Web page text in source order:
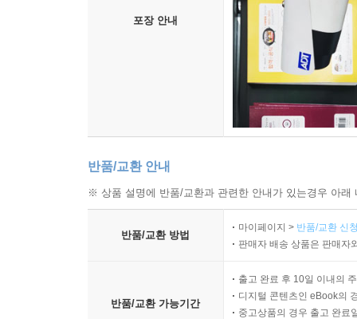
포장 안내
반품/교환 안내
※ 상품 설명에 반품/교환과 관련한 안내가 있는경우 아
반품/교환 방법
마이페이지 > 반품/교환 신
판매자 배송 상품은 판매자
반품/교환 가능기간
출고 완료 후 10일 이내의
디지털 콘텐츠인 eBook의
중고상품의 경우 출고 완료